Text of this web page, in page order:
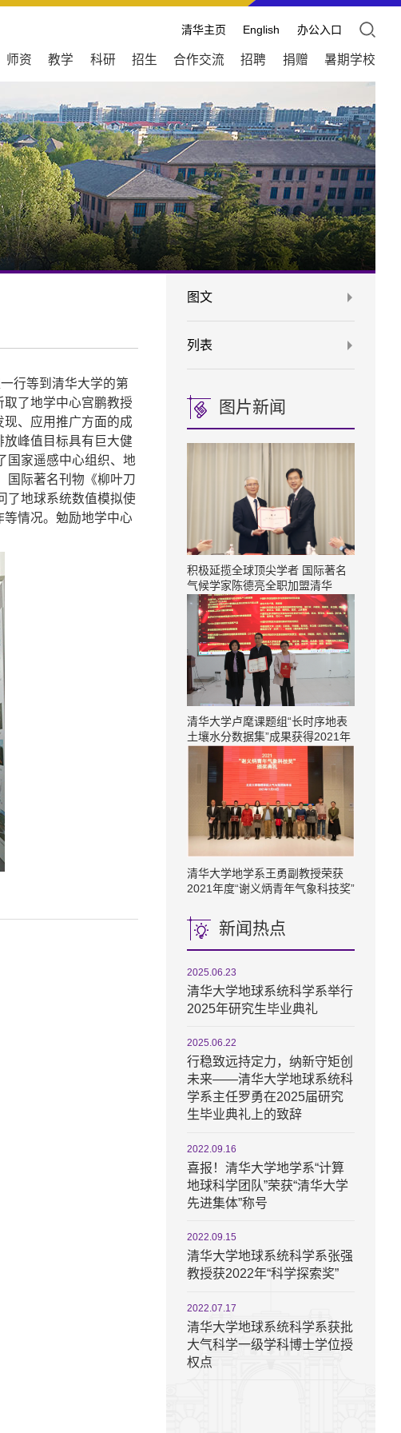
清华主页 English 办公入口
师资 教学 科研 招生 合作交流 招聘 捐赠 暑期学校
图文
列表
图片新闻
积极延揽全球顶尖学者 国际著名
气候学家陈德亮全职加盟清华
清华大学卢麾课题组“长时序地表
土壤水分数据集”成果获得2021年
度十大最具价值共享开放遥感数据
集奖项
清华大学地学系王勇副教授荣获​
2021年度“谢义炳青年气象科技奖”
新闻热点
2025.06.23
清华大学地球系统科学系举行
2025年研究生毕业典礼
2025.06.22
行稳致远持定力，纳新守矩创
未来——清华大学地球系统科
学系主任罗勇在2025届研究
生毕业典礼上的致辞
2022.09.16
喜报！清华大学地学系“计算
地球科学团队”荣获“清华大学
先进集体”称号
2022.09.15
清华大学地球系统科学系张强
教授获2022年“科学探索奖”
2022.07.17
清华大学地球系统科学系获批
大气科学一级学科博士学位授
权点
行等到清华大学的第
了地学中心宫鹏教授
、应用推广方面的成
峰值目标具有巨大健
国家遥感中心组织、地
国际著名刊物《柳叶刀
了地球系统数值模拟使
情况。勉励地学中心